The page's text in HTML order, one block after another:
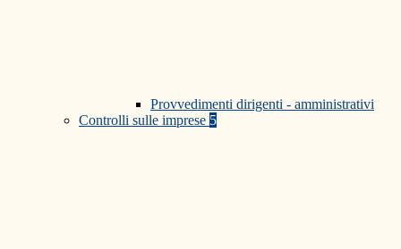
Provvedimenti dirigenti - amministrativi
Controlli sulle imprese 5